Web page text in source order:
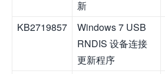
新
KB2719857
Windows 7 USB
RNDIS 设备连接
更新程序